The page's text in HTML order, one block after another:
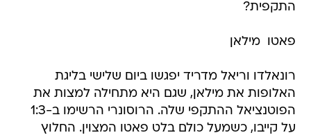
התקפית?
פאטו  מילאן
רונאלדו וריאל מדריד יפגשו ביום שלישי בליגת
האלופות את מילאן, שגם היא מתחילה למצות את
הפוטנציאל ההתקפי שלה. הרוסונרי הרשימו ב-1:3
על קייבו, כשמעל כולם בלט פאטו המצוין. החלוץ